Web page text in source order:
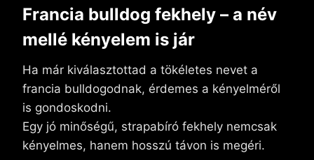
Francia bulldog fekhely – a név
mellé kényelem is jár
Ha már kiválasztottad a tökéletes nevet a
francia bulldogodnak, érdemes a kényelméről
is gondoskodni.
Egy jó minőségű, strapabíró fekhely nemcsak
kényelmes, hanem hosszú távon is megéri.